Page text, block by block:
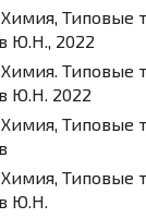
Типовые
Ю.Н., 2022
Типовые
Ю.Н. 2022
Типовые
Типовые
Ю.Н.